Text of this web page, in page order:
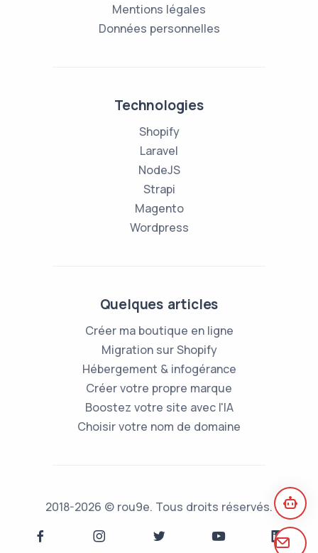
Mentions légales
Données personnelles
Technologies
Shopify
Laravel
NodeJS
Strapi
Magento
Wordpress
Quelques articles
Créer ma boutique en ligne
Migration sur Shopify
Hébergement & infogérance
Créer votre propre marque
Boostez votre site avec l'IA
Choisir votre nom de domaine
2018-2026 © rou9e. Tous droits réservés.